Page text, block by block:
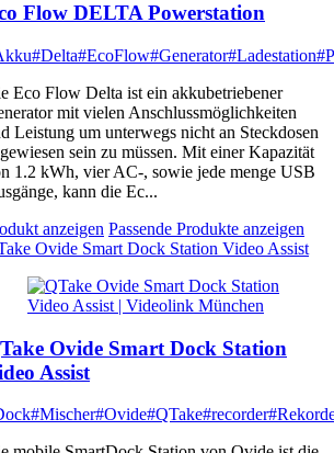
Flow DELTA Powerstation
#Delta#EcoFlow#Generator#Ladestation
Eco Flow Delta ist ein akkubetriebener
mit vielen Anschlussmöglichkeiten
Leistung um unterwegs nicht an Steckdosen
sein zu müssen. Mit einer Kapazität
1.2 kWh, vier AC-, sowie jede menge USB
kann die Ec...
anzeigen Passende Produkte anzeigen
Ovide Smart Dock Station Video Assist
Ovide Smart Dock Station
Assist
#Mischer#Ovide#QTake#recorder